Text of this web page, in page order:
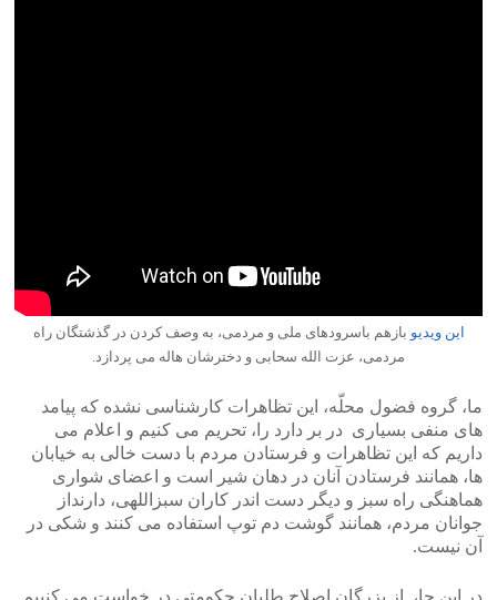
این ویدیو بازهم باسرودهای ملی و مردمی، به وصف کردن در گذشتگان راه
مردمی، عزت الله سحابی و دخترشان هاله می پردازد.
ما، گروه فضول محلّه، این تظاهرات کارشناسی نشده که پیامد
های منفی بسیاری در بر دارد را، تحریم می کنیم و اعلام می
داریم که این تظاهرات و فرستادن مردم با دست خالی به خیابان
ها، همانند فرستادن آنان در دهان شیر است و اعضای شواری
هماهنگی راه سبز و دیگر دست اندر کاران سبزاللهی، دارنداز
جوانان مردم، همانند گوشت دم توپ استفاده می کنند و شکی در
آن نیست.
در این جا، از بزرگان اصلاح طلبان حکومتی در خواست می کنییم